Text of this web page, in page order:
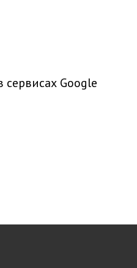
сервисах Google